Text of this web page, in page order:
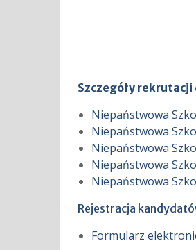
Szczegóły rekrutacji
Niepaństwowa
Niepaństwowa
Niepaństwowa
Niepaństwowa
Niepaństwowa
Rejestracja
Formularz